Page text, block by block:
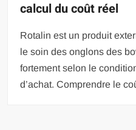
calcul du coût réel
Rotalin est un produit
le soin des onglons des
fortement selon le
d’achat. Comprendre le